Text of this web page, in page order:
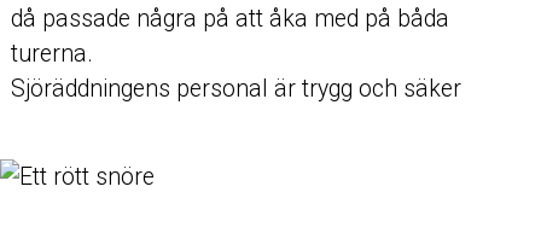
då passade några på att åka med på båda
turerna.
Sjöräddningens personal är trygg och säker